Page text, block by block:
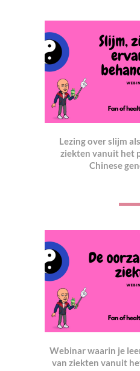
Lezing over slijm
ziekten vanuit het
Chinese
Webinar waarin je
van ziekten vanuit